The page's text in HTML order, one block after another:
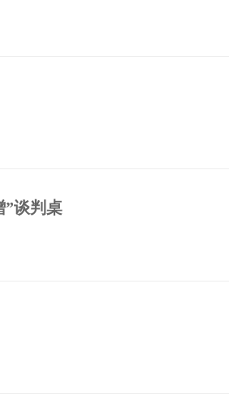
”谈判桌